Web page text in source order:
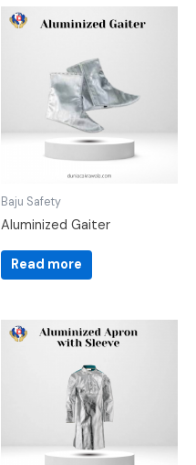
Baju Safety
Aluminized Gaiter
Read more